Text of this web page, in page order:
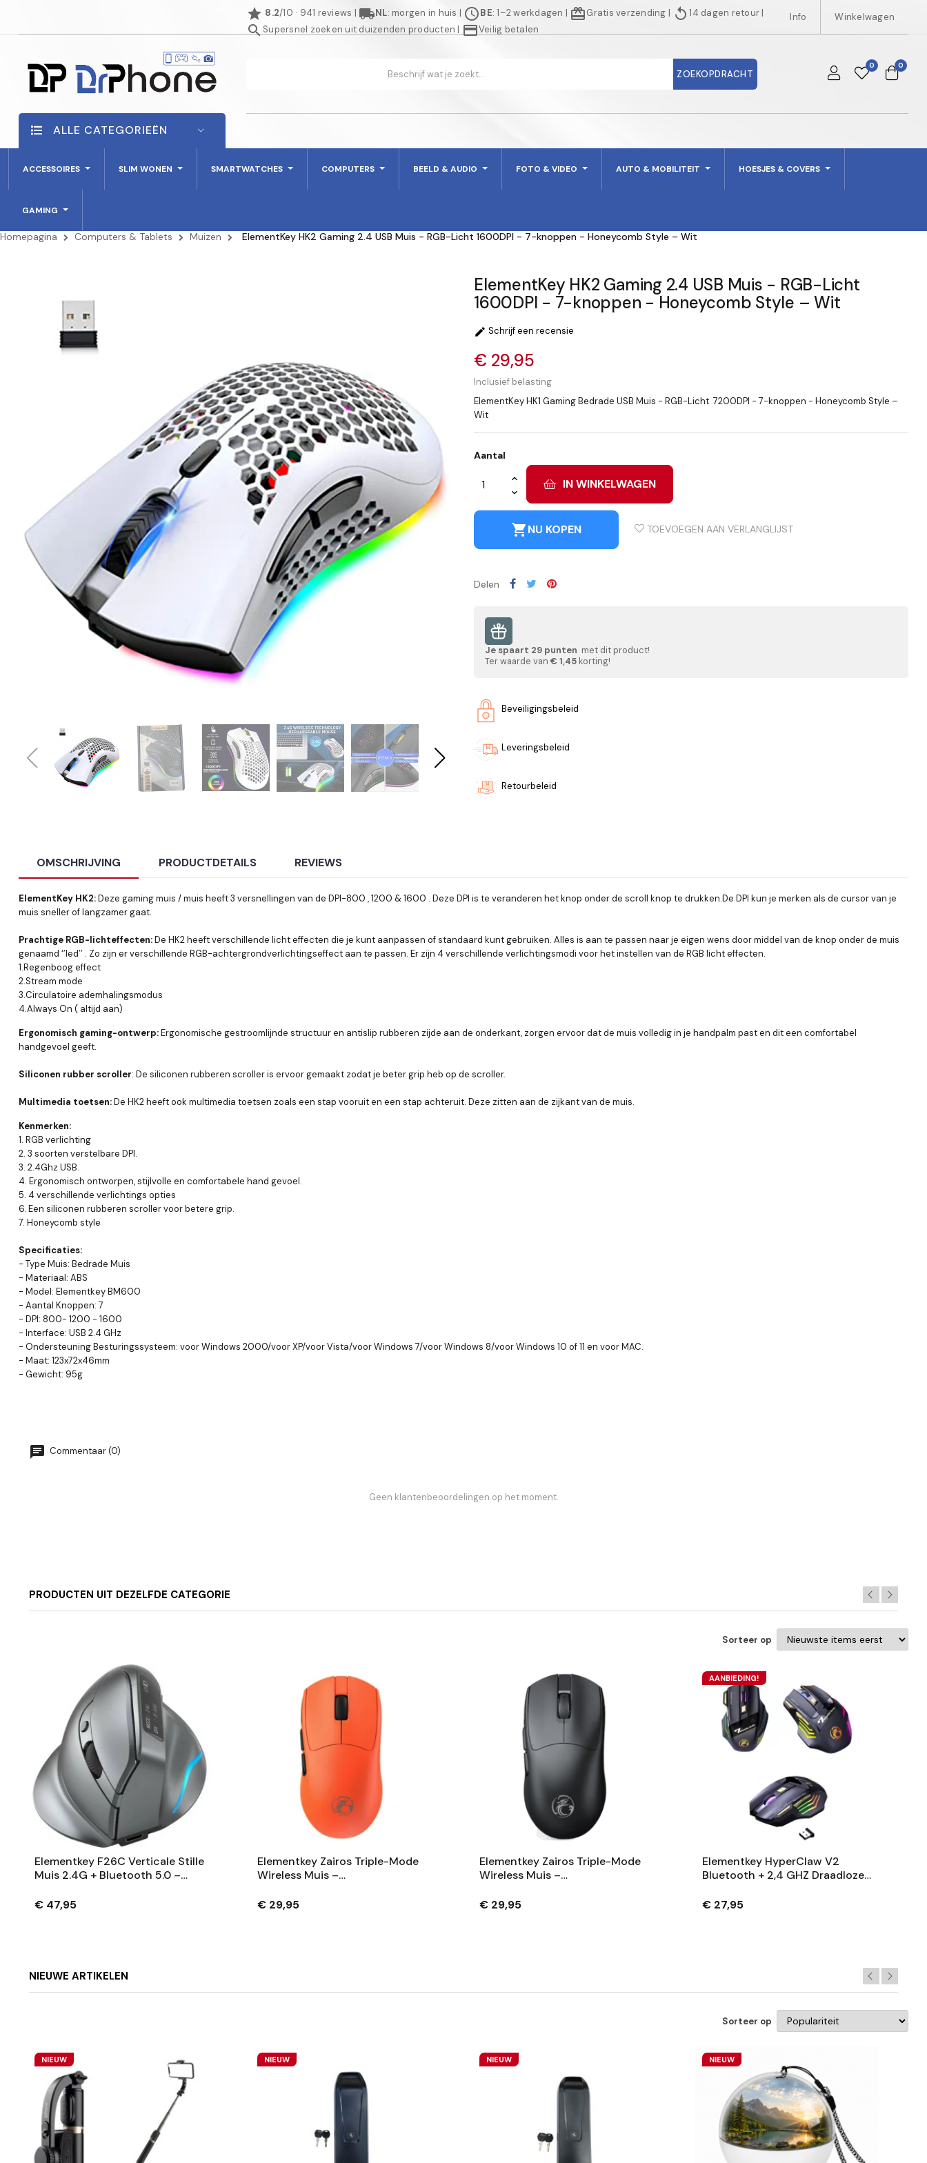
star 8.2/10 · 941 reviews | local_shippingNL: morgen in huis | scheduleBE: 1–2 werkdagen | redeemGratis verzending | replay14 dagen retour |
searchSupersnel zoeken uit duizenden producten | credit_cardVeilig betalen
Info Winkelwagen
ZOEKOPDRACHT
0 0
ALLE CATEGORIEËN
ACCESSOIRES SLIM WONEN SMARTWATCHES COMPUTERS BEELD & AUDIO FOTO & VIDEO AUTO & MOBILITEIT HOESJES & COVERS
GAMING
Homepagina Computers & Tablets Muizen ElementKey HK2 Gaming 2.4 USB Muis - RGB-Licht 1600DPI - 7-knoppen - Honeycomb Style – Wit
ElementKey HK2 Gaming 2.4 USB Muis - RGB-Licht
1600DPI - 7-knoppen - Honeycomb Style – Wit
 Schrijf een recensie
€ 29,95
Inclusief belasting
ElementKey HK1 Gaming Bedrade USB Muis - RGB-Licht 7200DPI - 7-knoppen - Honeycomb Style –
Wit
Aantal
IN WINKELWAGEN
shopping_cartNU KOPEN TOEVOEGEN AAN VERLANGLIJST
Delen
Je spaart 29 punten met dit product!
Ter waarde van € 1,45 korting!
Beveiligingsbeleid
Leveringsbeleid
Retourbeleid
OMSCHRIJVING PRODUCTDETAILS REVIEWS
ElementKey HK2:Deze gaming muis / muis heeft 3 versnellingen van de DPI-800 , 1200 & 1600 . Deze DPI is te veranderen het knop onder de scroll knop te drukken.De DPI kun je merken als de cursor van je
muis sneller of langzamer gaat.
Prachtige RGB-lichteffecten:De HK2 heeft verschillende licht effecten die je kunt aanpassen of standaard kunt gebruiken. Alles is aan te passen naar je eigen wens door middel van de knop onder de muis
genaamd ‘’led’’ . Zo zijn er verschillende RGB-achtergrondverlichtingseffect aan te passen. Er zijn 4 verschillende verlichtingsmodi voor het instellen van de RGB licht effecten.
1.Regenboog effect
2.Stream mode
3.Circulatoire ademhalingsmodus
4.Always On ( altijd aan)
Ergonomisch gaming-ontwerp:Ergonomische gestroomlijnde structuur en antislip rubberen zijde aan de onderkant, zorgen ervoor dat de muis volledig in je handpalm past en dit een comfortabel
handgevoel geeft.
Siliconen rubber scroller: De siliconen rubberen scroller is ervoor gemaakt zodat je beter grip heb op de scroller.
Multimedia toetsen:De HK2 heeft ook multimedia toetsen zoals een stap vooruit en een stap achteruit. Deze zitten aan de zijkant van de muis.
Kenmerken:
1. RGB verlichting
2. 3 soorten verstelbare DPI.
3. 2.4Ghz USB.
4. Ergonomisch ontworpen, stijlvolle en comfortabele hand gevoel.
5. 4 verschillende verlichtings opties
6. Een siliconen rubberen scroller voor betere grip.
7. Honeycomb style
Specificaties:
- Type Muis: Bedrade Muis
- Materiaal: ABS
- Model: Elementkey BM600
- Aantal Knoppen: 7
- DPI: 800- 1200 - 1600
- Interface: USB 2.4 GHz
- Ondersteuning Besturingssysteem: voor Windows 2000/voor XP/voor Vista/voor Windows 7/voor Windows 8/voor Windows 10 of 11 en voor MAC.
- Maat: 123x72x46mm
- Gewicht: 95g
Commentaar (0)
Geen klantenbeoordelingen op het moment.
PRODUCTEN UIT DEZELFDE CATEGORIE
Sorteer op
Elementkey F26C Verticale Stille
Muis 2.4G + Bluetooth 5.0 –
8 Knoppen – 3200DPI
€ 47,95
Elementkey Zairos Triple-Mode
Wireless Muis –
DPI Sensor – 1000Hz – Type-C
€ 29,95
Elementkey Zairos Triple-Mode
Wireless Muis –
DPI Sensor – 1000Hz – Type-C
€ 29,95
AANBIEDING!
Elementkey HyperClaw V2
Bluetooth + 2,4 GHZ Draadloze
Stil Knoppen + Fire Knop - RGB
€ 27,95
NIEUWE ARTIKELEN
Sorteer op
NIEUW NIEUW NIEUW NIEUW